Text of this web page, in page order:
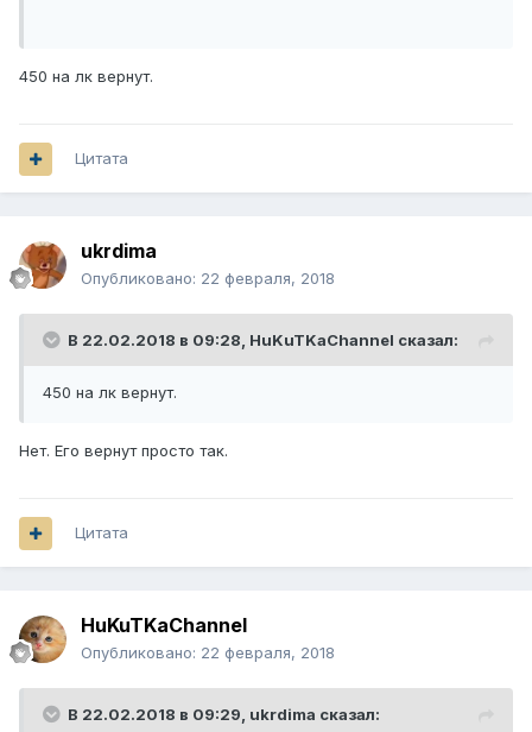
450 на лк вернут.
Цитата
ukrdima
Опубликовано: 22 февраля, 2018
В 22.02.2018 в 09:28, HuKuTKaChannel сказал:
450 на лк вернут.
Нет. Его вернут просто так.
Цитата
HuKuTKaChannel
Опубликовано: 22 февраля, 2018
В 22.02.2018 в 09:29, ukrdima сказал: